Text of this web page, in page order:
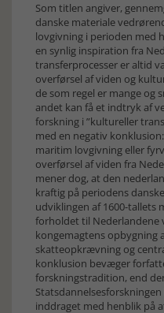
Som titlen angiver,
danske materiale
lovgivning i perioden med
en synlig inspiration fra
transferprocesser er altid
overførsel af viden og
de som regel er mange og
andet kan få et indtryk af
forskning i ”kultureller
med en negativ
maritim lovgivning eller
overførsel af viden fra
mener dog, at den
kraftig på periodens
udviklingen af 1600-tallets
forholdet til Nederlandene
kongemagtens opbygning
skatteopkrævning og
konklusion bevæger
forskningstradition, end
inddraget med henblik på